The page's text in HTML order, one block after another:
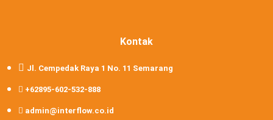
Kontak
Jl. Cempedak Raya 1 No. 11 Semarang
+62895-602-532-888
admin@interflow.co.id